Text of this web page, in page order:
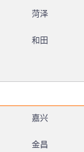
菏泽
和田
嘉兴
金昌